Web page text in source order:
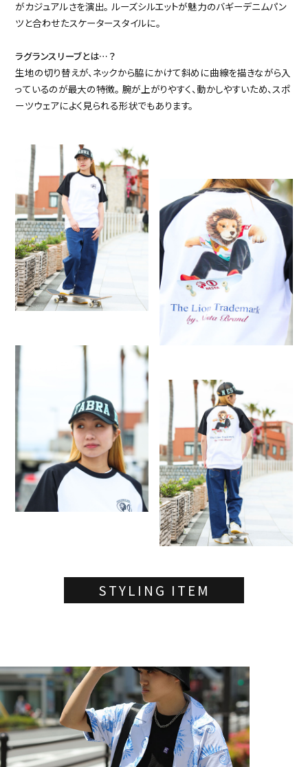
がカジュアルさを演出。 ルーズシルエットが魅力のバギーデニムパン
ツと合わせたスケータースタイルに。
ラグランスリーブとは…？
生地の切り替えが、ネックから脇にかけて斜めに曲線を描きながら入
っているのが最大の特徴。 腕が上がりやすく、動かしやすいため、スポ
ーツウェアによく見られる形状でもあります。
STYLING ITEM